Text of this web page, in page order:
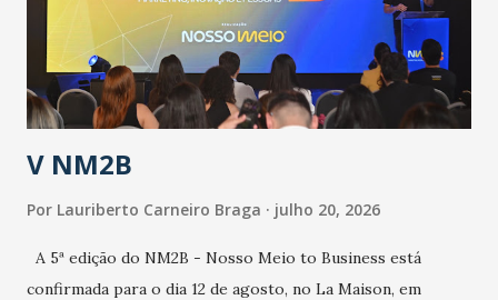
contaminação maior que outros coronavírus”, apontou o
secretário. Segundo ele, é uma epidemia com chance de
contaminação alta, podendo gerar um grande risco à
população e ao sistema de saúde. “Precisamos saber fazer a
estratificação do risco da doença, para não so...
V NM2B
Por Lauriberto Carneiro Braga julho 20, 2026
A 5ª edição do NM2B - Nosso Meio to Business está
confirmada para o dia 12 de agosto, no La Maison, em